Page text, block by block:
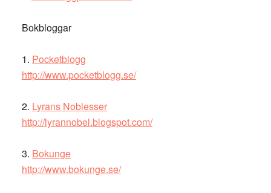
Bokbloggar
1. Pocketblogg
http://www.pocketblogg.se/
2. Lyrans Noblesser
http://lyrannobel.blogspot.com/
3. Bokunge
http://www.bokunge.se/